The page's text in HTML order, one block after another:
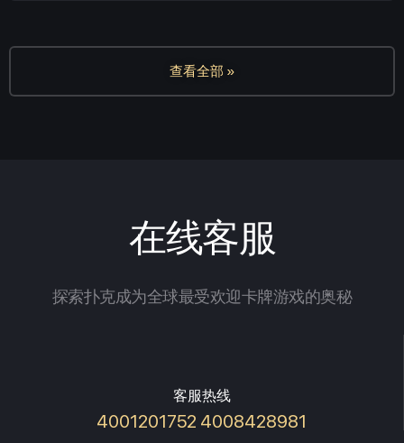
查看全部 »
在线客服
探索扑克成为全球最受欢迎卡牌游戏的奥秘
客服热线
4001201752 4008428981